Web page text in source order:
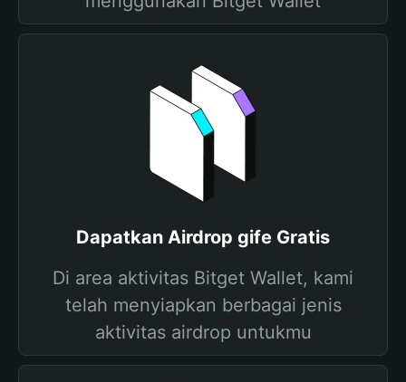
Dapatkan Airdrop gife Gratis
Di area aktivitas Bitget Wallet, kami
telah menyiapkan berbagai jenis
aktivitas airdrop untukmu